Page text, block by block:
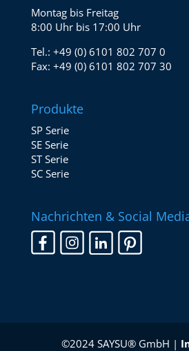
Montag bis Freitag
8:00 Uhr bis 17:00 Uhr
Tel.: +49 (0) 6101 802 707 0
Fax: +49 (0) 6101 802 707 30
Produkte
SP Serie
SE Serie
ST Serie
SC Serie
Nachrichten & Social
©2024 SAYSU® GmbH |